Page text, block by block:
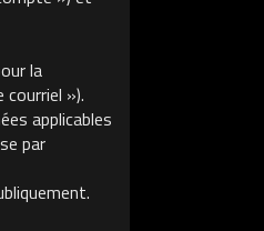
la
»).
applicables
par